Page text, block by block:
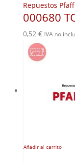
Repuestos
000680
0,52 € IVA no
Añadir al carrito